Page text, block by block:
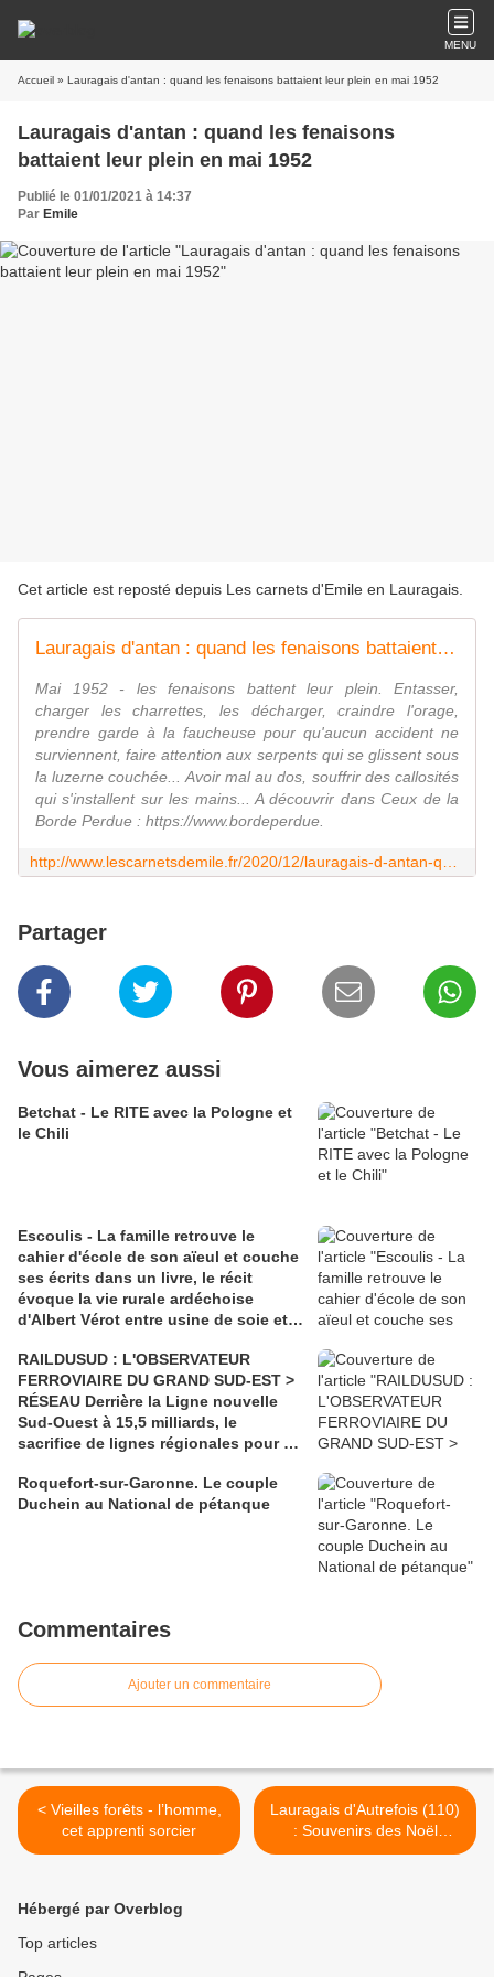
MENU
Accueil » Lauragais d'antan : quand les fenaisons battaient leur plein en mai 1952
Lauragais d'antan : quand les fenaisons
battaient leur plein en mai 1952
Publié le 01/01/2021 à 14:37
Par Emile
Cet article est reposté depuis Les carnets d'Emile en Lauragais
Lauragais d'antan : quand les fenaisons battaient leur plein en mai 1952
Mai 1952 - les fenaisons battent leur plein. Entasser,
charger les charrettes, les décharger, craindre l'orage,
prendre garde à la faucheuse pour qu'aucun accident ne
surviennent, faire attention aux serpents qui se glissent sous
la luzerne couchée... Avoir mal au dos, souffrir des callosités
qui s'installent sur les mains... A découvrir dans Ceux de la
Borde Perdue : https://www.bordeperdue.
Partager
Vous aimerez aussi
Betchat - Le RITE avec la Pologne et
le Chili
Escoulis - La famille retrouve le
cahier d'école de son aïeul et couche
ses écrits dans un livre, le récit
évoque la vie rurale ardéchoise
d'Albert Vérot entre usine de soie et
RAILDUSUD : L'OBSERVATEUR
FERROVIAIRE DU GRAND SUD-EST >
RÉSEAU Derrière la Ligne nouvelle
Sud-Ouest à 15,5 milliards, le
sacrifice de lignes régionales pour 50
Roquefort-sur-Garonne. Le couple
Duchein au National de pétanque
Commentaires
Ajouter un commentaire
< Vieilles forêts - l’homme,
cet apprenti sorcier
Lauragais d'Autrefois (110)
: Souvenirs des Noël
lauragais d'antan (1/2) >
Hébergé par Overblog
Top articles